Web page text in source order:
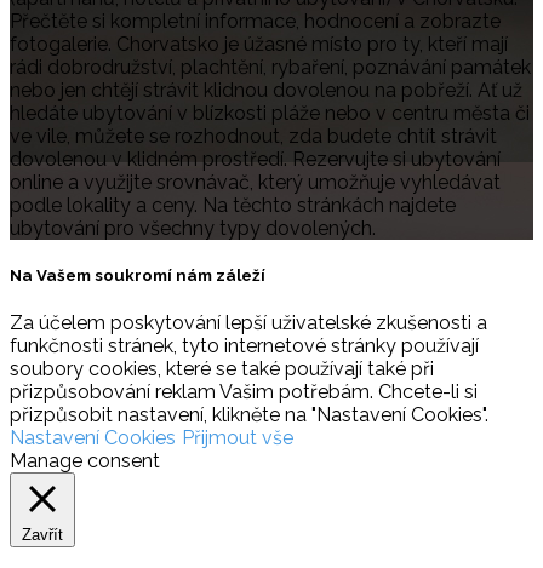
Přečtěte si kompletní informace, hodnocení a zobrazte
fotogalerie. Chorvatsko je úžasné místo pro ty, kteří mají
rádi dobrodružství, plachtění, rybaření, poznávání památek
nebo jen chtějí strávit klidnou dovolenou na pobřeží. Ať už
hledáte ubytování v blízkosti pláže nebo v centru města či
ve vile, můžete se rozhodnout, zda budete chtít strávit
dovolenou v klidném prostředí. Rezervujte si ubytování
online a využijte srovnávač, který umožňuje vyhledávat
podle lokality a ceny. Na těchto stránkách najdete
ubytování pro všechny typy dovolených.
Na Vašem soukromí nám záleží
Za účelem poskytování lepší uživatelské zkušenosti a
funkčnosti stránek, tyto internetové stránky používají
soubory cookies, které se také používají také při
přizpůsobování reklam Vašim potřebám. Chcete-li si
přizpůsobit nastavení, klikněte na "Nastavení Cookies".
Nastavení Cookies Přijmout vše
Manage consent
Zavřít